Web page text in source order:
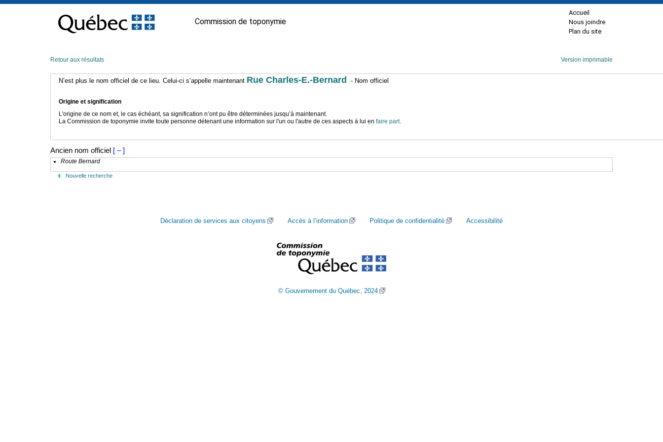
contenu
Commission de toponymie
Accueil
Nous joindre
Plan du site
Retour aux résultats Version imprimable
N’est plus le nom officiel de ce lieu. Celui-ci s’appelle maintenant Rue Charles-E.-Bernard - Nom officiel
Origine et signification
L'origine de ce nom et, le cas échéant, sa signification n’ont pu être déterminées jusqu’à maintenant.
La Commission de toponymie invite toute personne détenant une information sur l'un ou l'autre de ces aspects à lui en faire part.
Ancien nom officiel [ – ]
Route Bernard
Nouvelle recherche
Déclaration de services aux citoyens Accès à l’information Politique de confidentialité Accessibilité
© Gouvernement du Québec, 2024